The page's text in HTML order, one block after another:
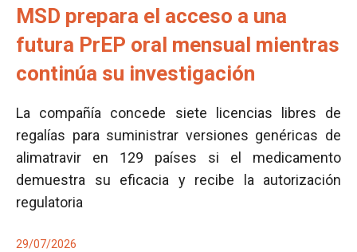
MSD prepara el acceso a una
futura PrEP oral mensual mientras
continúa su investigación
La compañía concede siete licencias libres de
regalías para suministrar versiones genéricas de
alimatravir en 129 países si el medicamento
demuestra su eficacia y recibe la autorización
regulatoria
29/07/2026